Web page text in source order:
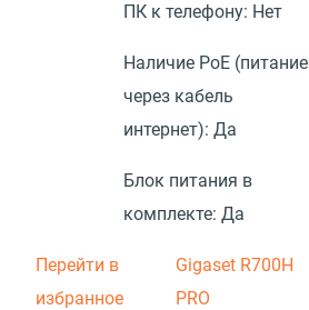
ПК к телефону: Нет
Наличие PoE (питание
через кабель
интернет): Да
Блок питания в
комплекте: Да
Перейти в
избранное
Gigaset R700H
PRO